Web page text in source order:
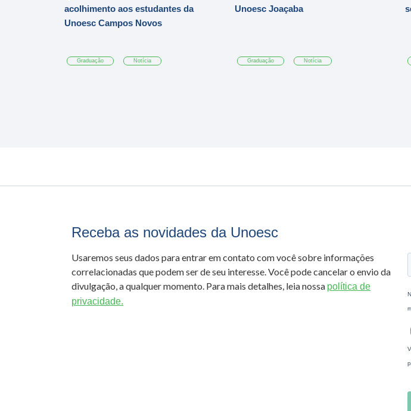
acolhimento aos estudantes da
Unoesc Campos Novos
Graduação Notícia
Unoesc Joaçaba
Graduação Notícia
Receba as novidades da Unoesc
Usaremos seus dados para entrar em contato com você sobre informações
correlacionadas que podem ser de seu interesse. Você pode cancelar o envio da
divulgação, a qualquer momento. Para mais detalhes, leia nossa política de
privacidade.